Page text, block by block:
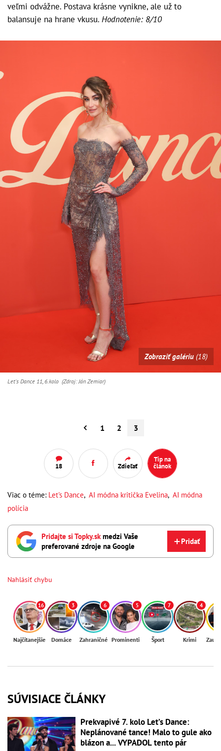
veľmi odvážne. Postava krásne vynikne, ale už to
balansuje na hrane vkusu. Hodnotenie: 8/10
Zobraziť galériu (18)
Let's Dance 11, 6.kolo (Zdroj: Ján Zemiar)
1 2 3
18 Zdieľať
Tip na
článok
Viac o téme: Let's Dance, AI módna kritička Evelina, AI módna
polícia
Pridajte si Topky.sk medzi Vaše
preferované zdroje na Google
Pridať
Nahlásiť chybu
16
Najčítanejšie
3
Domáce
6
Zahraničné
5
Prominenti
7
Šport
4
Krimi
SÚVISIACE ČLÁNKY
Prekvapivé 7. kolo Let’s Dance:
Neplánované tance! Malo to gule ako
blázon a... VYPADOL tento pár